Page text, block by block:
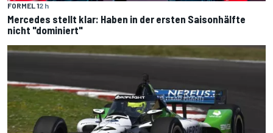
FORMEL 12 h
Mercedes stellt klar: Haben in der ersten Saisonhälfte
nicht "dominiert"